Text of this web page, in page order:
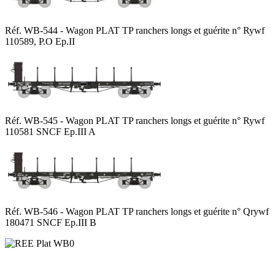
Réf. WB-544 - Wagon PLAT TP ranchers longs et guérite n° Rywf
110589, P.O Ep.II
Réf. WB-545 - Wagon PLAT TP ranchers longs et guérite n° Rywf
110581 SNCF Ep.III A
Réf. WB-546 - Wagon PLAT TP ranchers longs et guérite n° Qrywf
180471 SNCF Ep.III B